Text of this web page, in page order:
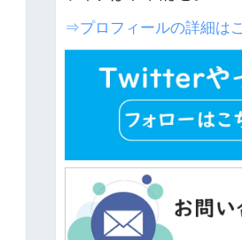
⇒プロフィールの詳細はこ